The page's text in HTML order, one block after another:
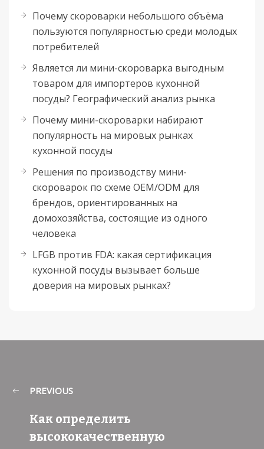
Почему скороварки небольшого объёма
пользуются популярностью среди молодых
потребителей
Является ли мини-скороварка выгодным
товаром для импортеров кухонной
посуды? Географический анализ рынка
Почему мини-скороварки набирают
популярность на мировых рынках
кухонной посуды
Решения по производству мини-
скороварок по схеме OEM/ODM для
брендов, ориентированных на
домохозяйства, состоящие из одного
человека
LFGB против FDA: какая сертификация
кухонной посуды вызывает больше
доверия на мировых рынках?
PREVIOUS
Как определить
высококачественную